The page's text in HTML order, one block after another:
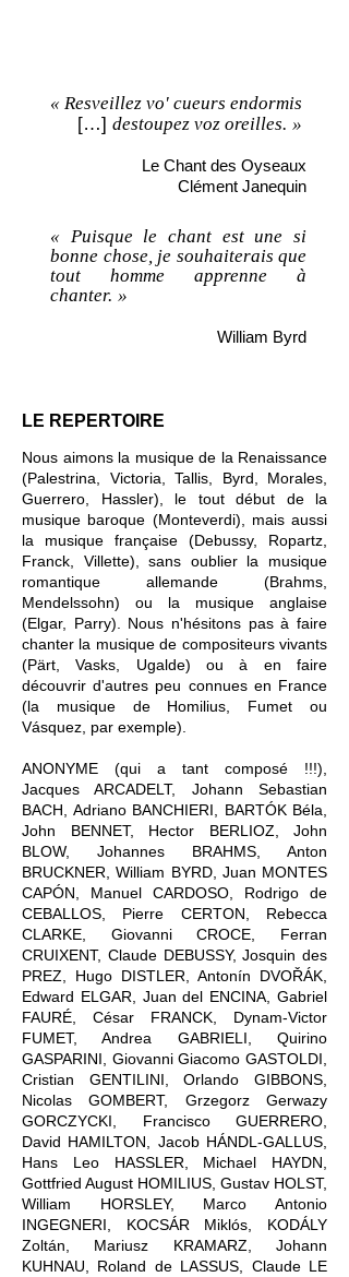
« Resveillez vo' cueurs endormis
[…] destoupez voz oreilles. »
Le Chant des Oyseaux
Clément Janequin
« Puisque le chant est une si
bonne chose, je souhaiterais que
tout homme apprenne à
chanter. »
William Byrd
LE REPERTOIRE
Nous aimons la musique de la Renaissance
(Palestrina, Victoria, Tallis, Byrd, Morales,
Guerrero, Hassler), le tout début de la
musique baroque (Monteverdi), mais aussi
la musique française (Debussy, Ropartz,
Franck, Villette), sans oublier la musique
romantique allemande (Brahms,
Mendelssohn) ou la musique anglaise
(Elgar, Parry). Nous n'hésitons pas à faire
chanter la musique de compositeurs vivants
(Pärt, Vasks, Ugalde) ou à en faire
découvrir d'autres peu connues en France
(la musique de Homilius, Fumet ou
Vásquez, par exemple).
ANONYME (qui a tant composé !!!),
Jacques ARCADELT, Johann Sebastian
BACH, Adriano BANCHIERI, BARTÓK Béla,
John BENNET, Hector BERLIOZ, John
BLOW, Johannes BRAHMS, Anton
BRUCKNER, William BYRD, Juan MONTES
CAPÓN, Manuel CARDOSO, Rodrigo de
CEBALLOS, Pierre CERTON, Rebecca
CLARKE, Giovanni CROCE, Ferran
CRUIXENT, Claude DEBUSSY, Josquin des
PREZ, Hugo DISTLER, Antonín DVOŘÁK,
Edward ELGAR, Juan del ENCINA, Gabriel
FAURÉ, César FRANCK, Dynam-Victor
FUMET, Andrea GABRIELI, Quirino
GASPARINI, Giovanni Giacomo GASTOLDI,
Cristian GENTILINI, Orlando GIBBONS,
Nicolas GOMBERT, Grzegorz Gerwazy
GORCZYCKI, Francisco GUERRERO,
David HAMILTON, Jacob HÁNDL-GALLUS,
Hans Leo HASSLER, Michael HAYDN,
Gottfried August HOMILIUS, Gustav HOLST,
William HORSLEY, Marco Antonio
INGEGNERI, KOCSÁR Miklós, KODÁLY
Zoltán, Mariusz KRAMARZ, Johann
KUHNAU, Roland de LASSUS, Claude LE